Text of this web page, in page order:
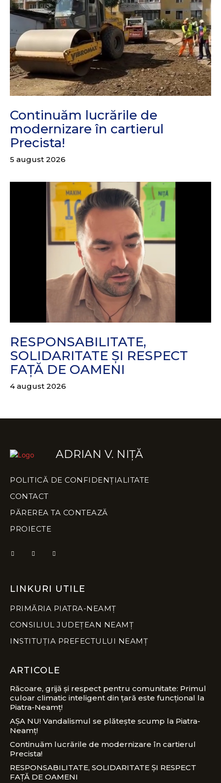
Continuăm lucrările de
modernizare în cartierul
Precista!
5 august 2026
RESPONSABILITATE,
SOLIDARITATE ȘI RESPECT
FAȚĂ DE OAMENI
4 august 2026
ADRIAN V. NIȚĂ
POLITICĂ DE CONFIDENȚIALITATE
CONTACT
PĂREREA TA CONTEAZĂ
PROIECTE
LINKURI UTILE
PRIMĂRIA PIATRA-NEAMȚ
CONSILIUL JUDEȚEAN NEAMȚ
INSTITUȚIA PREFECTULUI NEAMȚ
ARTICOLE
Răcoare, grijă și respect pentru comunitate: Primul
culoar climatic inteligent din țară este funcțional la
Piatra-Neamț!
AȘA NU! Vandalismul se plătește scump la Piatra-
Neamț!
Continuăm lucrările de modernizare în cartierul
Precista!
RESPONSABILITATE, SOLIDARITATE ȘI RESPECT
FAȚĂ DE OAMENI